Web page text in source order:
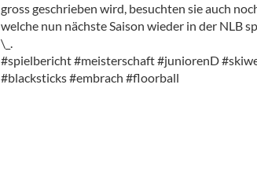
gross geschrieben wird, besuchten sie auch
welche nun nächste Saison wieder in der NLB
\_.
#spielbericht #meisterschaft #juniorenD
#blacksticks #embrach #floorball